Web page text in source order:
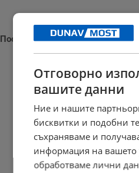
Последни новини
Медикаменти за отслабване
07:20 | 6.8.2026 г.
Румен Радев ще посети
Отговорно
вашите данни
Ние и нашите
бисквитки и подобни
съхраняваме и
информация на вашето
обработваме лични